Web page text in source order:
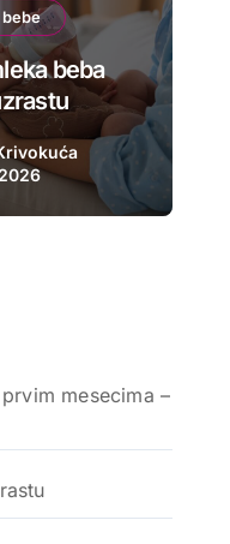
u
buduće
jun 12, 2026
beba
mesecima –